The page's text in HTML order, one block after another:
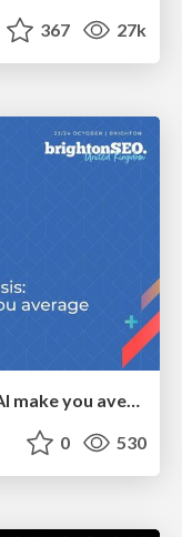
367 27k
The SEO identity crisis: Don't let AI make you average
0 530